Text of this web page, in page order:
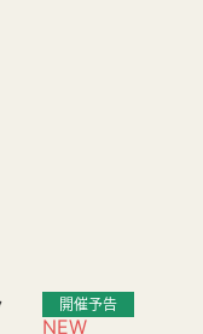
NEW
開催予告